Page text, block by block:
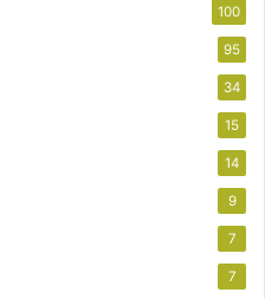
100
95
34
15
14
9
7
7